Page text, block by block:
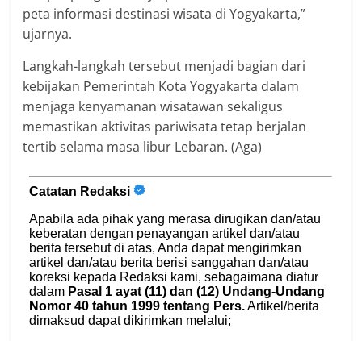
peta informasi destinasi wisata di Yogyakarta,”
ujarnya.
Langkah-langkah tersebut menjadi bagian dari
kebijakan Pemerintah Kota Yogyakarta dalam
menjaga kenyamanan wisatawan sekaligus
memastikan aktivitas pariwisata tetap berjalan
tertib selama masa libur Lebaran. (Aga)